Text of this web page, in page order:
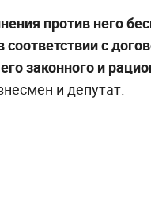
против него
соответствии с
законного и
и депутат.